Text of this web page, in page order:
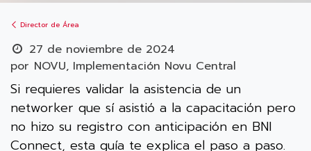
Director de Área
27 de noviembre de 2024
por NOVU, Implementación Novu Central
Si requieres validar la asistencia de un
networker que sí asistió a la capacitación pero
no hizo su registro con anticipación en BNI
Connect, esta guía te explica el paso a paso.